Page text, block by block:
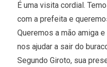
É uma visita cordial.
com a prefeita e
Queremos a mão amiga
nos ajudar a sair do
Segundo Giroto, sua